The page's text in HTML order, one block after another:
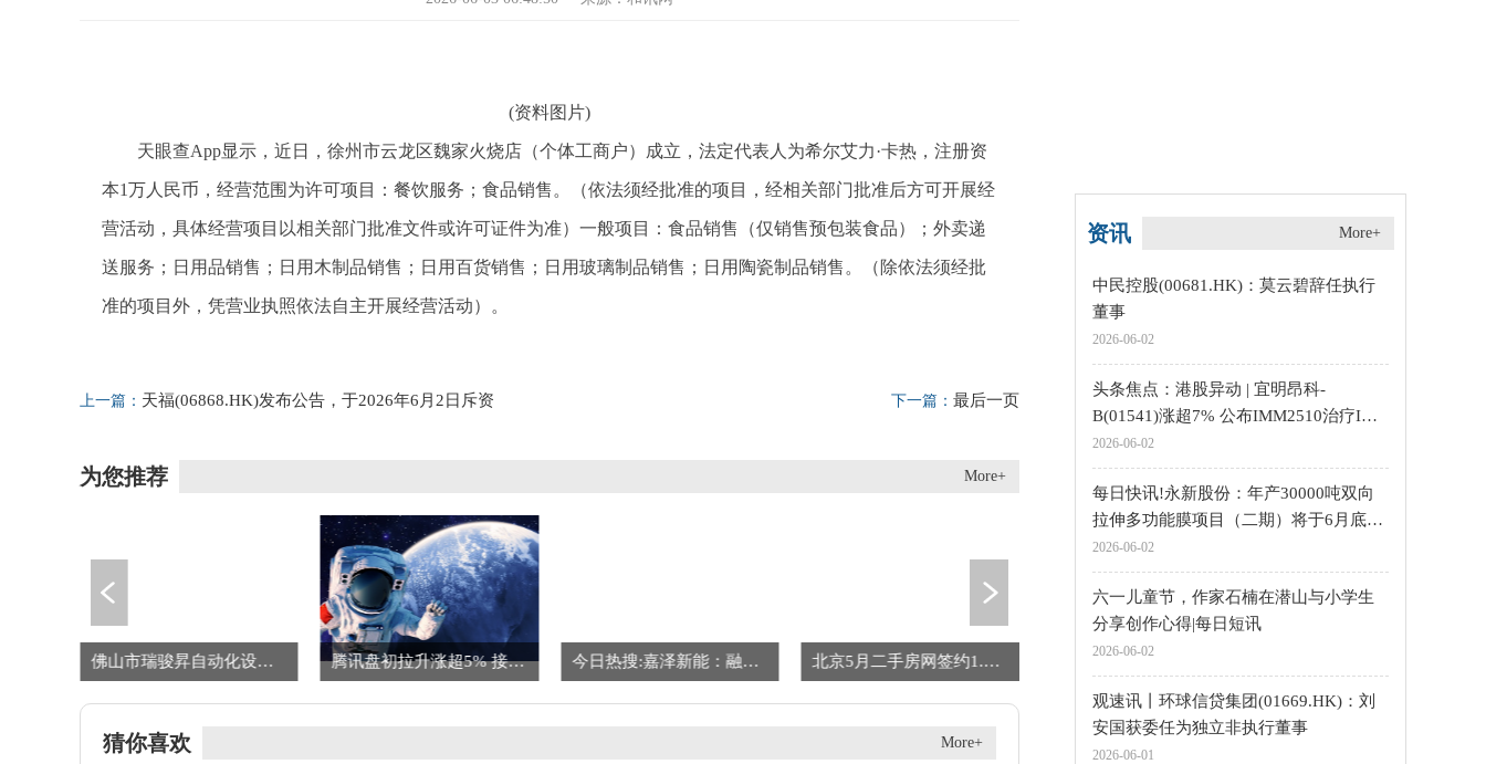
(资料图片)
天眼查App显示，近日，徐州市云龙区魏家火烧店（个体工商户）成立，法定代表人为希尔艾力·卡热，注册资
本1万人民币，经营范围为许可项目：餐饮服务；食品销售。（依法须经批准的项目，经相关部门批准后方可开展经
营活动，具体经营项目以相关部门批准文件或许可证件为准）一般项目：食品销售（仅销售预包装食品）；外卖递
送服务；日用品销售；日用木制品销售；日用百货销售；日用玻璃制品销售；日用陶瓷制品销售。（除依法须经批
准的项目外，凭营业执照依法自主开展经营活动）。
上一篇： 天福(06868.HK)发布公告，于2026年6月2日斥资
下一篇： 最后一页
为您推荐 More+
佛山市瑞骏昇自动化设备有限公司成立 注册资本30.1万人民币 腾讯盘初拉升涨超5% 接近推出微信AI助手-播报 今日热搜:嘉泽新能：融资净偿还2197.01万元，融资余额3.8亿元 北京5月二手房网签约1.6万套 创近五年同期新高-热点聚焦
猜你喜欢 More+
资讯 More+
中民控股(00681.HK)：莫云碧辞任执行
董事
2026-06-02
头条焦点：港股异动 | 宜明昂科-
B(01541)涨超7% 公布IMM2510治疗IO
经治晚期肺鳞癌积极进展
2026-06-02
每日快讯!永新股份：年产30000吨双向
拉伸多功能膜项目（二期）将于6月底投
产
2026-06-02
六一儿童节，作家石楠在潜山与小学生
分享创作心得|每日短讯
2026-06-02
观速讯丨环球信贷集团(01669.HK)：刘
安国获委任为独立非执行董事
2026-06-01